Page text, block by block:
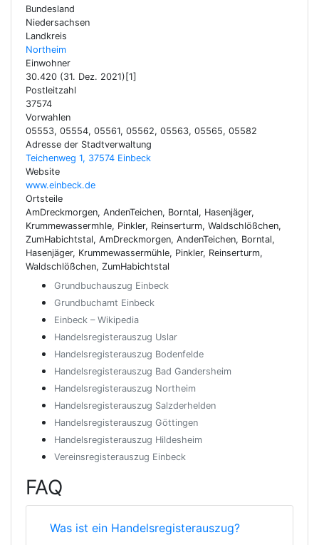
Bundesland
Niedersachsen
Landkreis
Northeim
Einwohner
30.420 (31. Dez. 2021)[1]
Postleitzahl
37574
Vorwahlen
05553, 05554, 05561, 05562, 05563, 05565, 05582
Adresse der Stadtverwaltung
Teichenweg 1, 37574 Einbeck
Website
www.einbeck.de
Ortsteile
AmDreckmorgen, AndenTeichen, Borntal, Hasenjäger,
Krummewassermhle, Pinkler, Reinserturm, Waldschlößchen,
ZumHabichtstal, AmDreckmorgen, AndenTeichen, Borntal,
Hasenjäger, Krummewassermühle, Pinkler, Reinserturm,
Waldschlößchen, ZumHabichtstal
Grundbuchauszug Einbeck
Grundbuchamt Einbeck
Einbeck – Wikipedia
Handelsregisterauszug Uslar
Handelsregisterauszug Bodenfelde
Handelsregisterauszug Bad Gandersheim
Handelsregisterauszug Northeim
Handelsregisterauszug Salzderhelden
Handelsregisterauszug Göttingen
Handelsregisterauszug Hildesheim
Vereinsregisterauszug Einbeck
FAQ
Was ist ein Handelsregisterauszug?